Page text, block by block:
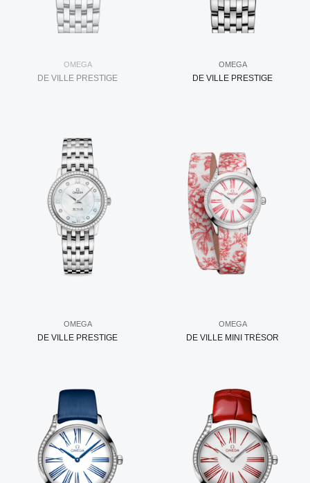
OMEGA
DE VILLE PRESTIGE
OMEGA
DE VILLE PRESTIGE
OMEGA
DE VILLE PRESTIGE
OMEGA
DE VILLE MINI TRÉSOR